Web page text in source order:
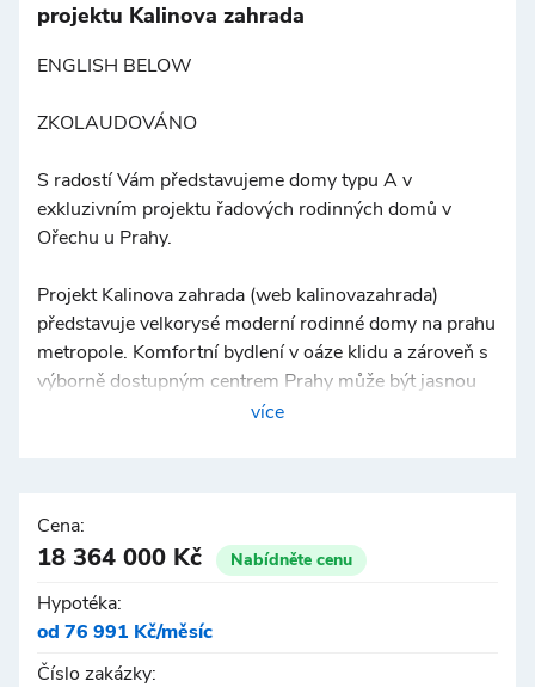
projektu Kalinova zahrada
ENGLISH BELOW
ZKOLAUDOVÁNO
S radostí Vám představujeme domy typu A v
exkluzivním projektu řadových rodinných domů v
Ořechu u Prahy.
Projekt Kalinova zahrada (web kalinovazahrada)
představuje velkorysé moderní rodinné domy na prahu
metropole. Komfortní bydlení v oáze klidu a zároveň s
výborně dostupným centrem Prahy může být jasnou
volbou pro váš rodinný život i lukrativní investiční
zahrada klasiku s moderním designem. Ve třech liniích
5, 6 a 7 řadových domů se zrodila nová, příjemně a
harmonicky působící čtvrť s celkem 18
dvoupodlažními rodinnými domy.
Nabídka více typů rodinných domů Kalinova zahrada
více
Cena:
18 364 000 Kč Nabídněte cenu
Hypotéka:
od 76 991 Kč/měsíc
Číslo zakázky: